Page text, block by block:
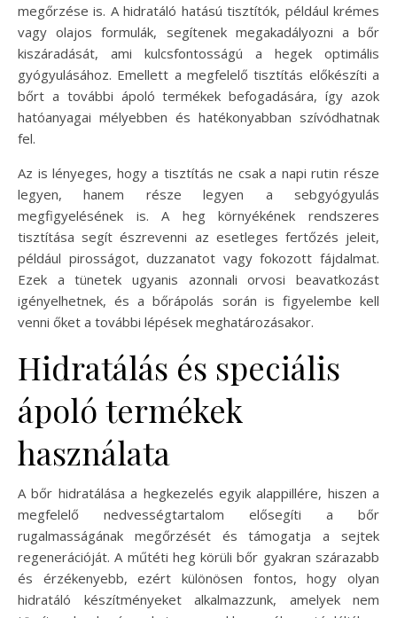
megőrzése is. A hidratáló hatású tisztítók, például krémes
vagy olajos formulák, segítenek megakadályozni a bőr
kiszáradását, ami kulcsfontosságú a hegek optimális
gyógyulásához. Emellett a megfelelő tisztítás előkészíti a
bőrt a további ápoló termékek befogadására, így azok
hatóanyagai mélyebben és hatékonyabban szívódhatnak
fel.
Az is lényeges, hogy a tisztítás ne csak a napi rutin része
legyen, hanem része legyen a sebgyógyulás
megfigyelésének is. A heg környékének rendszeres
tisztítása segít észrevenni az esetleges fertőzés jeleit,
például pirosságot, duzzanatot vagy fokozott fájdalmat.
Ezek a tünetek ugyanis azonnali orvosi beavatkozást
igényelhetnek, és a bőrápolás során is figyelembe kell
venni őket a további lépések meghatározásakor.
Hidratálás és speciális
ápoló termékek
használata
A bőr hidratálása a hegkezelés egyik alappillére, hiszen a
megfelelő nedvességtartalom elősegíti a bőr
rugalmasságának megőrzését és támogatja a sejtek
regenerációját. A műtéti heg körüli bőr gyakran szárazabb
és érzékenyebb, ezért különösen fontos, hogy olyan
hidratáló készítményeket alkalmazzunk, amelyek nem